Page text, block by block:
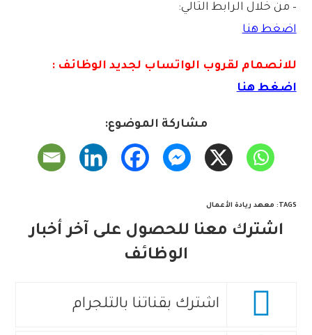
– من خلال الرابط التالي:
اضغط هنا
للانصمام لقروب الواتساب لجديد الوظائف :
اضغط هنا
مشاركة الموضوع:
TAGS
: معهد ريادة الأعمال
اشترك معنا للحصول على آخر أخبار
الوظائف
اشترك بقناتنا بالتلجرام